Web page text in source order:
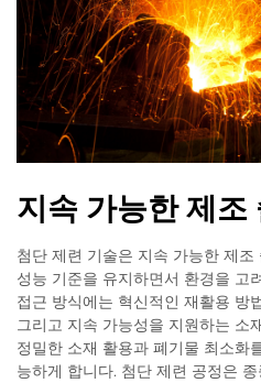
지속 가능한 제조
첨단 제련 기술은 지속 가능한 제
성능 기준을 유지하면서 환경을 고
접근 방식에는 혁신적인 재활용 방
그리고 지속 가능성을 지원하는 소
정밀한 소재 활용과 폐기물 최소화
능하게 합니다. 첨단 제련 공정은